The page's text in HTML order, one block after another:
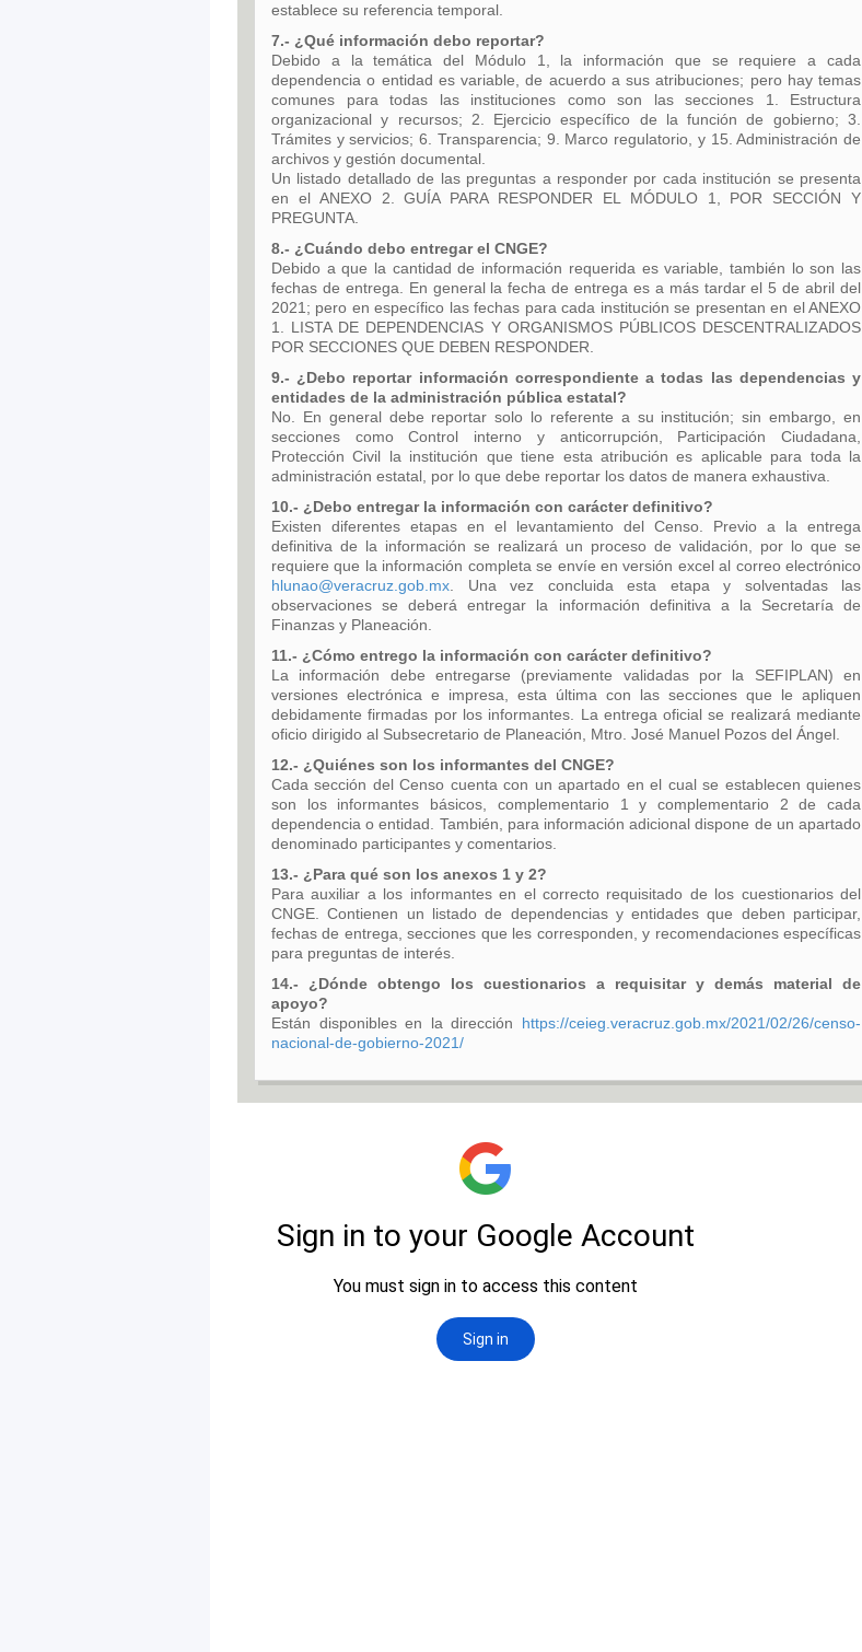
establece su referencia temporal.
7.- ¿Qué información debo reportar?
Debido a la temática del Módulo 1, la información que se requiere a cada
dependencia o entidad es variable, de acuerdo a sus atribuciones; pero hay temas
comunes para todas las instituciones como son las secciones 1. Estructura
organizacional y recursos; 2. Ejercicio específico de la función de gobierno; 3.
Trámites y servicios; 6. Transparencia; 9. Marco regulatorio, y 15. Administración de
archivos y gestión documental.
Un listado detallado de las preguntas a responder por cada institución se presenta
en el ANEXO 2. GUÍA PARA RESPONDER EL MÓDULO 1, POR SECCIÓN Y
PREGUNTA.
8.- ¿Cuándo debo entregar el CNGE?
Debido a que la cantidad de información requerida es variable, también lo son las
fechas de entrega. En general la fecha de entrega es a más tardar el 5 de abril del
2021; pero en específico las fechas para cada institución se presentan en el ANEXO
1. LISTA DE DEPENDENCIAS Y ORGANISMOS PÚBLICOS DESCENTRALIZADOS
POR SECCIONES QUE DEBEN RESPONDER.
9.- ¿Debo reportar información correspondiente a todas las dependencias y
entidades de la administración pública estatal?
No. En general debe reportar solo lo referente a su institución; sin embargo, en
secciones como Control interno y anticorrupción, Participación Ciudadana,
Protección Civil la institución que tiene esta atribución es aplicable para toda la
administración estatal, por lo que debe reportar los datos de manera exhaustiva.
10.- ¿Debo entregar la información con carácter definitivo?
Existen diferentes etapas en el levantamiento del Censo. Previo a la entrega
definitiva de la información se realizará un proceso de validación, por lo que se
requiere que la información completa se envíe en versión excel al correo electrónico
hlunao@veracruz.gob.mx . Una vez concluida esta etapa y solventadas las
observaciones se deberá entregar la información definitiva a la Secretaría de
Finanzas y Planeación.
11.- ¿Cómo entrego la información con carácter definitivo?
La información debe entregarse (previamente validadas por la SEFIPLAN) en
versiones electrónica e impresa, esta última con las secciones que le apliquen
debidamente firmadas por los informantes. La entrega oficial se realizará mediante
oficio dirigido al Subsecretario de Planeación, Mtro. José Manuel Pozos del Ángel.
12.- ¿Quiénes son los informantes del CNGE?
Cada sección del Censo cuenta con un apartado en el cual se establecen quienes
son los informantes básicos, complementario 1 y complementario 2 de cada
dependencia o entidad. También, para información adicional dispone de un apartado
denominado participantes y comentarios.
13.- ¿Para qué son los anexos 1 y 2?
Para auxiliar a los informantes en el correcto requisitado de los cuestionarios del
CNGE. Contienen un listado de dependencias y entidades que deben participar,
fechas de entrega, secciones que les corresponden, y recomendaciones específicas
para preguntas de interés.
14.- ¿Dónde obtengo los cuestionarios a requisitar y demás material de
apoyo?
Están disponibles en la dirección https://ceieg.veracruz.gob.mx/2021/02/26/censo-
nacional-de-gobierno-2021/